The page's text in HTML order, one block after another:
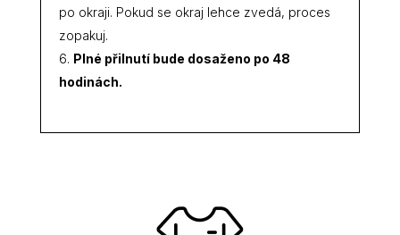
po okraji. Pokud se okraj lehce zvedá, proces
zopakuj.
Plné přilnutí bude dosaženo po 48
hodinách.